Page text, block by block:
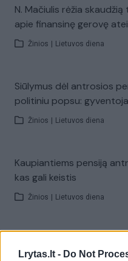
Lrytas.lt - Do Not
N. Mačiulis rėžia
apie finansinę gerovę
Žinios Lietuvos diena
Siūlymus dėl antrosios
politiniu popsu:
Žinios Lietuvos diena
Kaupiantiems pensiją
kas gali keistis
Žinios Lietuvos diena
atsakė, ką tai reiškia